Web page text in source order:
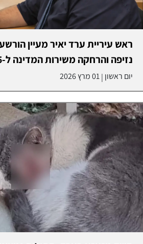
ראש עיריית ערד יאיר מעיין
נזיפה והרחקה משירות המדינה ל-3.5 שנים
יום ראשון |01 מרץ 2026